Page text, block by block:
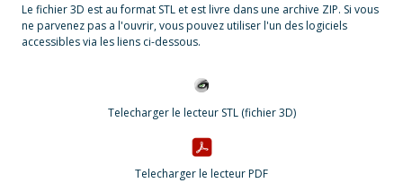
Le fichier 3D est au format STL et est livre dans une archive ZIP. Si vous
ne parvenez pas a l'ouvrir, vous pouvez utiliser l'un des logiciels
accessibles via les liens ci-dessous.
Telecharger le lecteur STL (fichier 3D)
Telecharger le lecteur PDF